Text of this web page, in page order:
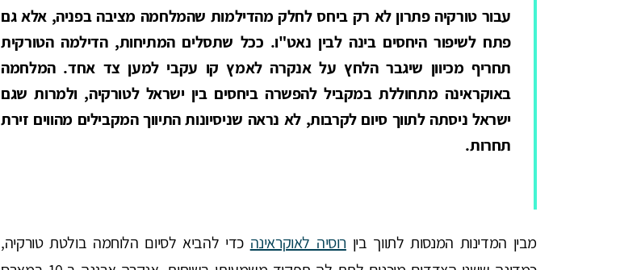
עבור טורקיה פתרון לא רק ביחס לחלק מהדילמות שהמלחמה מציבה בפניה, אלא גם
פתח לשיפור היחסים בינה לבין נאט"ו. ככל שתסלים המתיחות, הדילמה הטורקית
תחריף מכיוון שיגבר הלחץ על אנקרה לאמץ קו עקבי למען צד אחד. המלחמה
באוקראינה מתחוללת במקביל להפשרה ביחסים בין ישראל לטורקיה, ולמרות שגם
ישראל ניסתה לתווך סיום לקרבות, לא נראה שניסיונות התיווך המקבילים מהווים זירת
תחרות.
מבין המדינות המנסות לתווך בין רוסיה לאוקראינה כדי להביא לסיום הלוחמה בולטת טורקיה,